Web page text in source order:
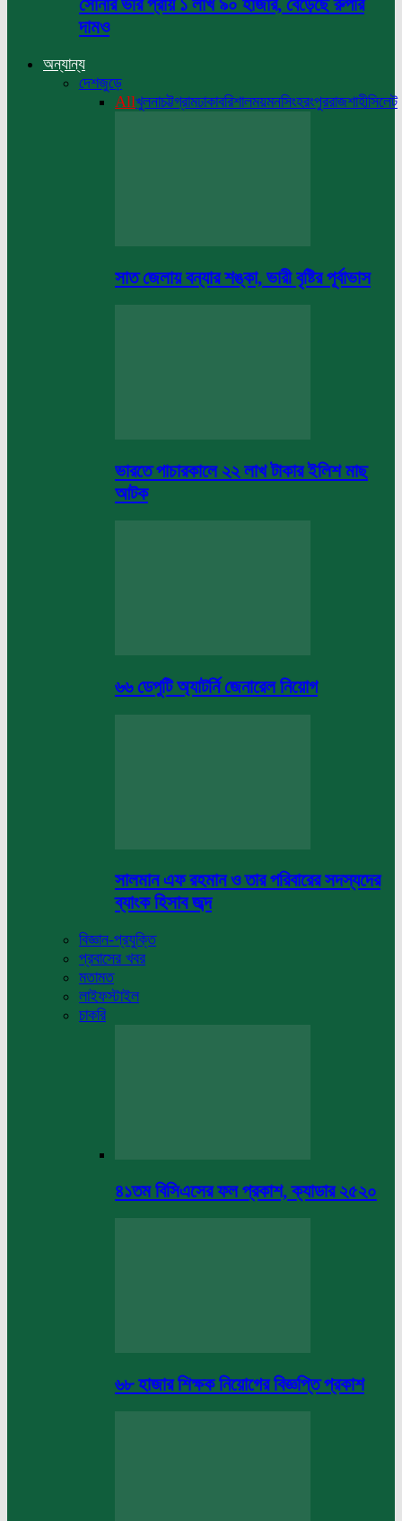
সোনার ভরি প্রায় ১ লাখ ৯০ হাজার, বেড়েছে রুপার
দামও
অন্যান্য
দেশজুড়ে
Allখুলনাচট্টগ্রামঢাকাবরিশালময়মনসিংহরংপুররাজশাহীসিলেট
সাত জেলায় বন্যার শঙ্কা, ভারী বৃষ্টির পূর্বাভাস
ভারতে পাচারকালে ২২ লাখ টাকার ইলিশ মাছ
আটক
৬৬ ডেপুটি অ্যাটর্নি জেনারেল নিয়োগ
সালমান এফ রহমান ও তার পরিবারের সদস্যদের
ব্যাংক হিসাব জব্দ
বিজ্ঞান-প্রযুক্তি
প্রবাসের খবর
মতামত
লাইফস্টাইল
চাকরি
৪১তম বিসিএসের ফল প্রকাশ, ক্যাডার ২৫২০
৬৮ হাজার শিক্ষক নিয়োগের বিজ্ঞপ্তি প্রকাশ